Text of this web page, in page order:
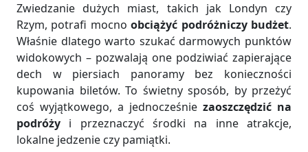
Zwiedzanie dużych miast, takich jak Londyn czy
Rzym, potrafi mocnoobciążyć podróżniczy budżet.
Właśnie dlatego warto szukać darmowych punktów
widokowych – pozwalają one podziwiać zapierające
dech w piersiach panoramy bez konieczności
kupowania biletów. To świetny sposób, by przeżyć
coś wyjątkowego, a jednocześnie zaoszczędzić na
podróży i przeznaczyć środki na inne atrakcje,
lokalne jedzenie czy pamiątki.